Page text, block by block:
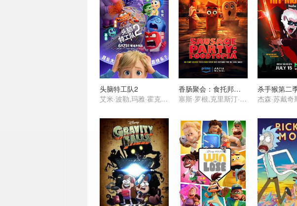
头脑特工队2
艾米·波勒,玛雅·霍克,肯辛顿·托尔曼,莉萨·拉皮拉,托尼·海尔,刘易斯·布莱克,菲利丝·史密斯,阿尤·艾德维利,莉莉玛,格蕾丝·陆,苏梅亚·努里丁-格林,阿黛尔·艾克萨勒霍布洛斯,保罗·沃尔特·豪泽,朱恩·斯奎布,戴安·琳恩,凯尔·麦克拉克伦,伊薇特·尼科尔·布朗,罗恩·芬奇斯,詹姆士·奥斯汀·约翰逊,叶永,史蒂夫·波赛尔
香肠聚会：食托邦第一季
塞斯·罗根,克里斯汀·韦格,迈克尔·塞拉,大卫·克朗姆霍茨,爱德华·诺顿,威尔·福特,山姆·理查森,娜塔莎·罗斯韦尔,亚瑟·李斯特
杀手猴第二